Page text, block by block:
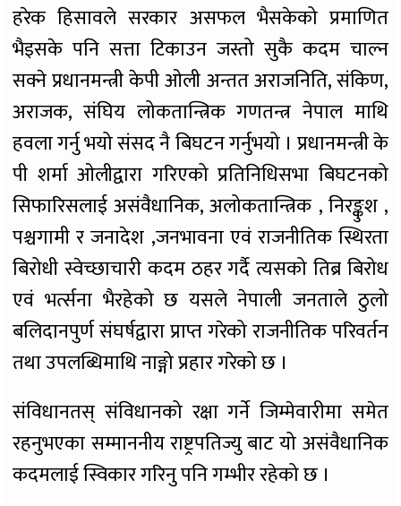
हरेक हिसावले सरकार असफल भैसकेको प्रमाणित
भैइसके पनि सत्ता टिकाउन जस्तो सुकै कदम चाल्न
सक्ने प्रधानमन्त्री केपी ओली अन्तत अराजनिति, संकिण,
अराजक, संघिय लोकतान्त्रिक गणतन्त्र नेपाल माथि
हवला गर्नु भयो संसद नै बिघटन गर्नुभयो । प्रधानमन्त्री के
पी शर्मा ओलीद्वारा गरिएको प्रतिनिधिसभा बिघटनको
सिफारिसलाई असंवैधानिक, अलोकतान्त्रिक , निरङ्कुश ,
पश्चगामी र जनादेश ,जनभावना एवं राजनीतिक स्थिरता
बिरोधी स्वेच्छाचारी कदम ठहर गर्दै त्यसको तिब्र बिरोध
एवं भर्त्सना भैरहेको छ यसले नेपाली जनताले ठुलो
बलिदानपुर्ण संघर्षद्वारा प्राप्त गरेको राजनीतिक परिवर्तन
तथा उपलब्धिमाथि नाङ्गो प्रहार गरेको छ ।
संविधानतस् संविधानको रक्षा गर्ने जिम्मेवारीमा समेत
रहनुभएका सम्माननीय राष्ट्रपतिज्यु बाट यो असंवैधानिक
कदमलाई स्विकार गरिनु पनि गम्भीर रहेको छ ।